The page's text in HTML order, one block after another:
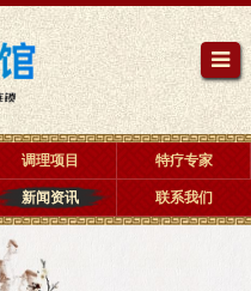
调理项目 特疗专家
新闻资讯 联系我们